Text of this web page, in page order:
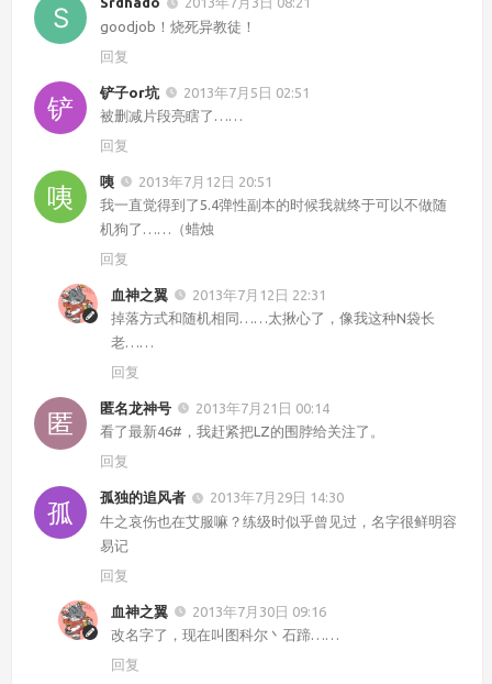
goodjob！烧死异教徒！
回复
铲子or坑
2013年7月5日 02:51
被删减片段亮瞎了……
回复
咦
2013年7月12日 20:51
我一直觉得到了5.4弹性副本的时候我就终于可以不做随
机狗了……（蜡烛
回复
血神之翼
2013年7月12日 22:31
掉落方式和随机相同……太揪心了，像我这种N袋长
老……
回复
匿名龙神号
2013年7月21日 00:14
看了最新46#，我赶紧把LZ的围脖给关注了。
回复
孤独的追风者
2013年7月29日 14:30
牛之哀伤也在艾服嘛？练级时似乎曾见过，名字很鲜明容
易记
回复
血神之翼
2013年7月30日 09:16
改名字了，现在叫图科尔丶石蹄……
回复